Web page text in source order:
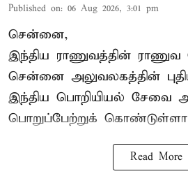
Published on: 06 Aug 2026, 3:01 pm
சென்னை,
இந்திய ராணுவத்தின்
சென்னை அலுவலகத்தின்
இந்திய பொறியியல் சேவை
பொறுப்பேற்றுக்
Read More